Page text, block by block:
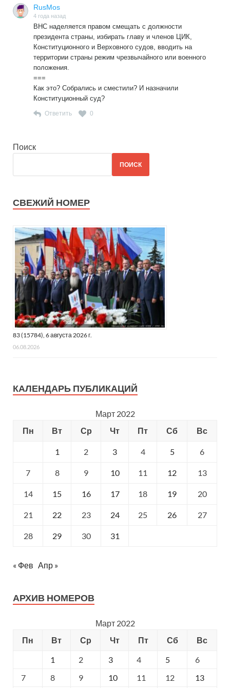
RusMos
4 года назад
ВНС наделяется правом смещать с должности
президента страны, избирать главу и членов ЦИК,
Конституционного и Верховного судов, вводить на
территории страны режим чрезвычайного или военного
положения.
===
Как это? Собрались и сместили? И назначили
Конституционный суд?
Ответить 0
Поиск
ПОИСК
СВЕЖИЙ НОМЕР
83 (15784), 6 августа 2026 г.
06.08.2026
КАЛЕНДАРЬ ПУБЛИКАЦИЙ
Март 2022
Пн
Вт Ср Чт Пт Сб Вс
1 2 3 4 5 6
7 8 9 10 11 12 13
14 15 16 17 18 19 20
21 22 23 24 25 26 27
28 29 30 31
« Фев Апр »
АРХИВ НОМЕРОВ
Март 2022
Пн
Вт Ср Чт Пт Сб
Вс
1
2 3 4 5
6
7
8 9 10 11 12 13